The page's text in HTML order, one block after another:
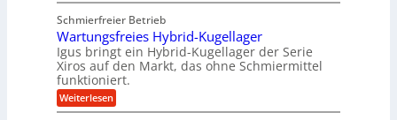
b
u
n
g
e
n
n
e
w
e
g
u
n
g
e
n
d
M
a
s
c
h
i
z
e
u
g
k
r
e
i
s
g
e
l
s
c
h
i
e
Schmierfreier Betrieb
Wartungsfreies Hybrid-Kugellager
Igus bringt ein Hybrid-Kugellager der Serie
Xiros auf den Markt, das ohne Schmiermittel
funktioniert.
Weiterlesen:
W